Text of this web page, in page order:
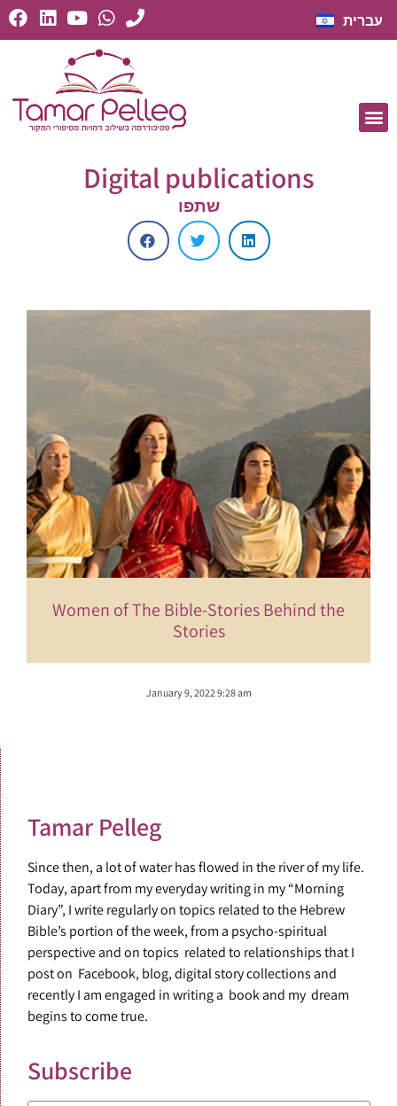
עברית
Digital publications
שתפו
Tamar Pelleg
Since then, a lot of water has flowed in the river of my life.
Today, apart from my everyday writing in my “Morning
Diary”, I write regularly on topics related to the Hebrew
Bible’s portion of the week, from a psycho-spiritual
perspective and on topics related to relationships that I
post on Facebook, blog, digital story collections and
recently I am engaged in writing a book and my dream
begins to come true.
Subscribe
Women of The Bible-Stories Behind the
Stories
January 9, 2022 9:28 am